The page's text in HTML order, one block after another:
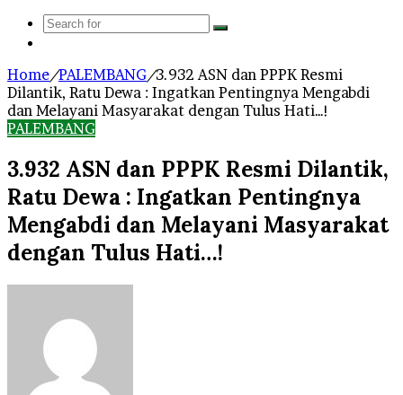
Search
Home/PALEMBANG/3.932 ASN dan PPPK Resmi
Dilantik, Ratu Dewa : Ingatkan Pentingnya Mengabdi
dan Melayani Masyarakat dengan Tulus Hati…!
PALEMBANG
3.932 ASN dan PPPK Resmi Dilantik,
Ratu Dewa : Ingatkan Pentingnya
Mengabdi dan Melayani Masyarakat
dengan Tulus Hati…!